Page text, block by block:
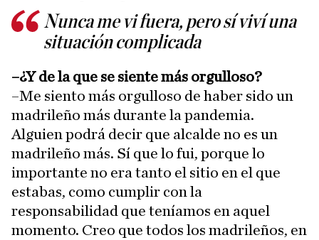
Nunca me vi fuera, pero sí viví una
situación complicada
–¿Y de la que se siente más orgulloso?
–Me siento más orgulloso de haber sido un
madrileño más durante la pandemia.
Alguien podrá decir que alcalde no es un
madrileño más. Sí que lo fui, porque lo
importante no era tanto el sitio en el que
estabas, como cumplir con la
responsabilidad que teníamos en aquel
momento. Creo que todos los madrileños, en